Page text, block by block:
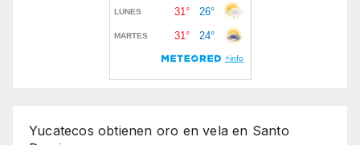
Yucatecos obtienen oro en vela en Santo